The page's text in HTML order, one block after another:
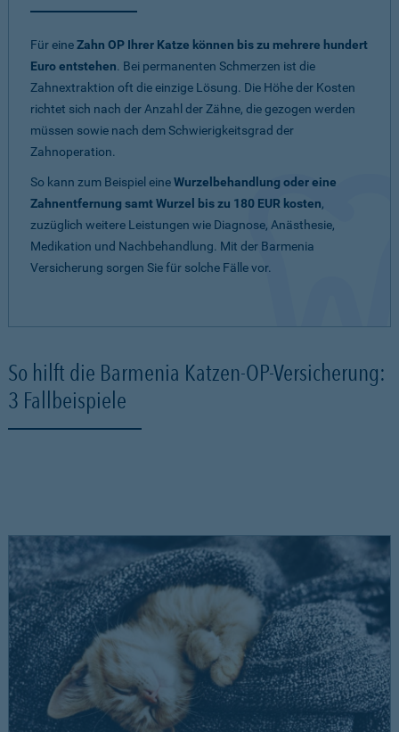
Für eineZahn OP Ihrer Katze können bis zu mehrere hundert
Euro entstehen. Bei permanenten Schmerzen ist die
Zahnextraktion oft die einzige Lösung. Die Höhe der Kosten
richtet sich nach der Anzahl der Zähne, die gezogen werden
müssen sowie nach dem Schwierigkeitsgrad der
Zahnoperation.
So kann zum Beispiel eineWurzelbehandlung oder eine
Zahnentfernung samt Wurzel bis zu 180 EUR kosten,
zuzüglich weitere Leistungen wie Diagnose, Anästhesie,
Medikation und Nachbehandlung. Mit der Barmenia
Versicherung sorgen Sie für solche Fälle vor.
So hilft die Barmenia Katzen-OP-Versicherung:
3 Fallbeispiele